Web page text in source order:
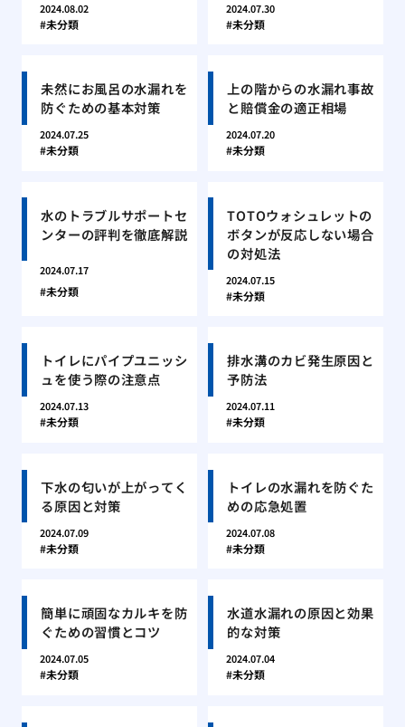
2024.08.02
未分類
2024.07.30
未分類
未然にお風呂の水漏れを
防ぐための基本対策
2024.07.25
未分類
上の階からの水漏れ事故
と賠償金の適正相場
2024.07.20
未分類
水のトラブルサポートセ
ンターの評判を徹底解説
2024.07.17
未分類
TOTOウォシュレットの
ボタンが反応しない場合
の対処法
2024.07.15
未分類
トイレにパイプユニッシ
ュを使う際の注意点
2024.07.13
未分類
排水溝のカビ発生原因と
予防法
2024.07.11
未分類
下水の匂いが上がってく
る原因と対策
2024.07.09
未分類
トイレの水漏れを防ぐた
めの応急処置
2024.07.08
未分類
簡単に頑固なカルキを防
ぐための習慣とコツ
2024.07.05
未分類
水道水漏れの原因と効果
的な対策
2024.07.04
未分類